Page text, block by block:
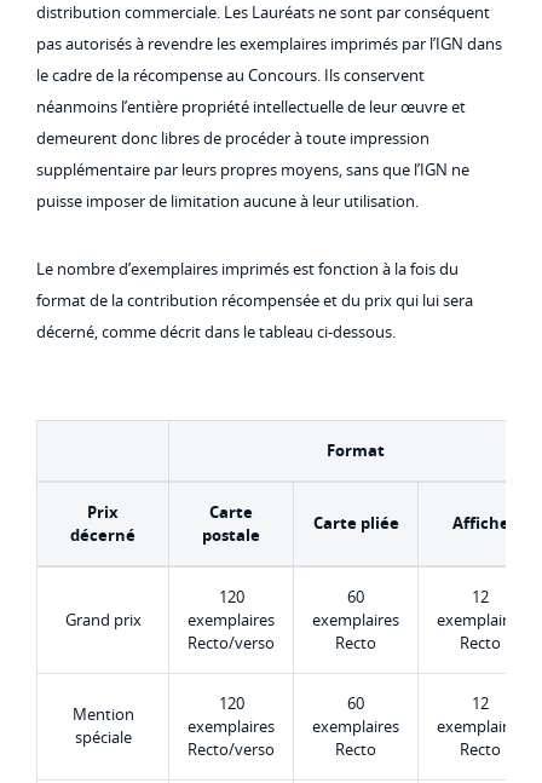
distribution commerciale. Les Lauréats ne sont par conséquent
pas autorisés à revendre les exemplaires imprimés par l’IGN dans
le cadre de la récompense au Concours. Ils conservent
néanmoins l’entière propriété intellectuelle de leur œuvre et
demeurent donc libres de procéder à toute impression
supplémentaire par leurs propres moyens, sans que l’IGN ne
puisse imposer de limitation aucune à leur utilisation.
Le nombre d’exemplaires imprimés est fonction à la fois du
format de la contribution récompensée et du prix qui lui sera
décerné, comme décrit dans le tableau ci-dessous.
Format
Prix
décerné
Carte
postale
Carte pliée Affiche
Grand prix
120
exemplaires
Recto/verso
60
exemplaires
Recto
12
exemplaires
Recto
Mention
spéciale
120
exemplaires
Recto/verso
60
exemplaires
Recto
12
exemplaires
Recto